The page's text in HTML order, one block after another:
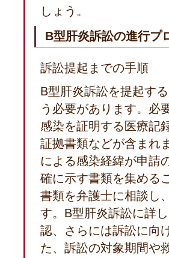
しょう。
B型肝炎訴訟の進行プ
訴訟提起までの手順
B型肝炎訴訟を提起す
う必要があります。必
感染を証明する医療記
証拠書類などが含まれ
による感染経緯が申請
確に示す書類を集め
書類を弁護士に相談し
す。B型肝炎訴訟に詳
認、さらには訴訟に向
た、訴訟の対象期間や